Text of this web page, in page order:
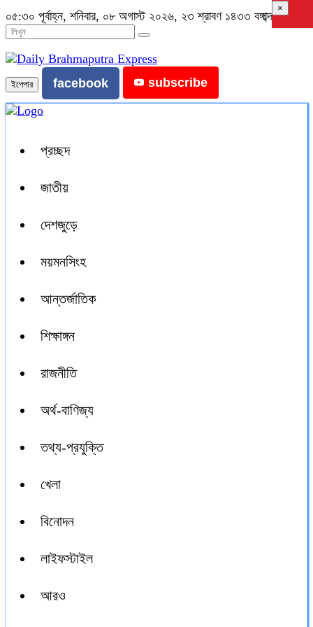
০৫:৩০ পূর্বাহ্ন, শনিবার, ০৮ অগাস্ট ২০২৬, ২৩ শ্রাবণ ১৪৩৩ বঙ্গাব্দ
ইপেপার facebook subscribe
প্রচ্ছদ
জাতীয়
দেশজুড়ে
ময়মনসিংহ
আন্তর্জাতিক
শিক্ষাঙ্গন
রাজনীতি
অর্থ-বাণিজ্য
তথ্য-প্রযুক্তি
খেলা
বিনোদন
লাইফস্টাইল
আরও
×